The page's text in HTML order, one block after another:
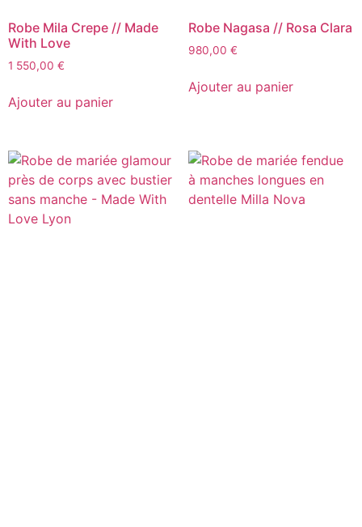
Robe Mila Crepe // Made
With Love
1 550,00 €
Ajouter au panier
Robe Nagasa // Rosa Clara
980,00 €
Ajouter au panier